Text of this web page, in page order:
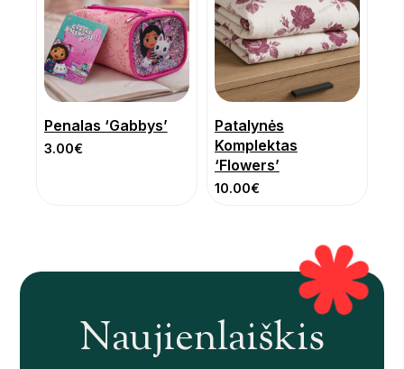
Penalas ‘Gabbys’
3.00€
Patalynės
Komplektas
‘Flowers’
10.00€
Naujienlaiškis